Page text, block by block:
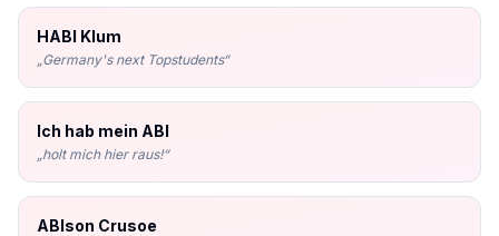
HABI Klum
„Germany's next Topstudents“
Ich hab mein ABI
„holt mich hier raus!“
ABIson Crusoe